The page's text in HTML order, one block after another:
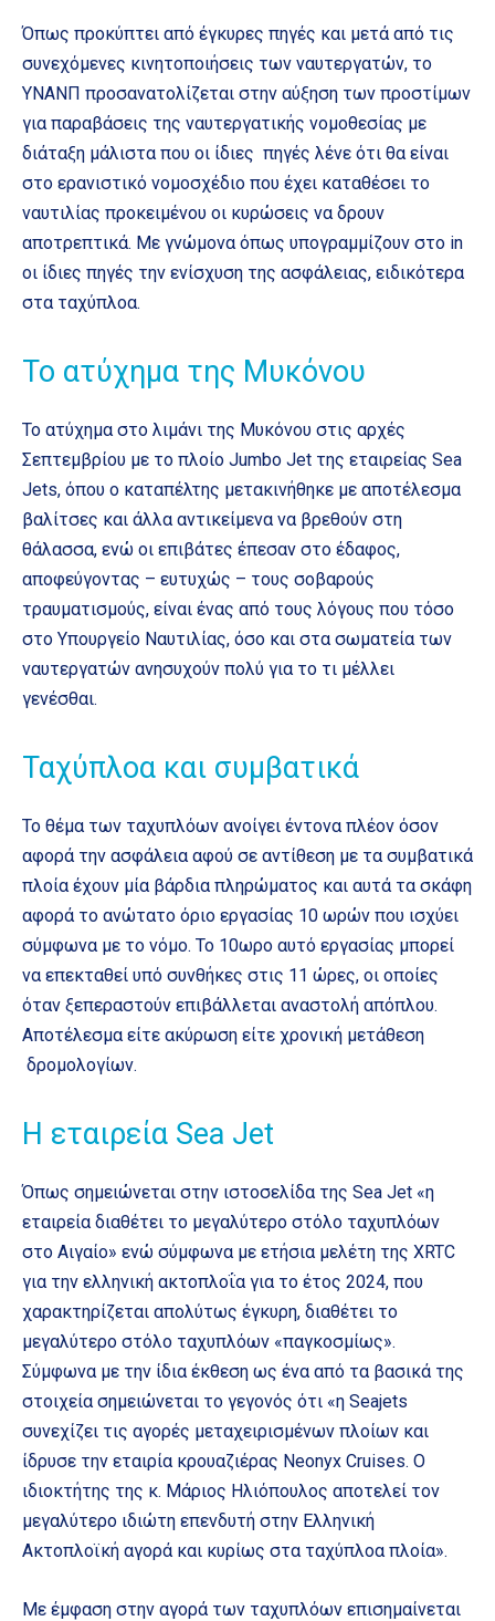
Όπως προκύπτει από έγκυρες πηγές και μετά από τις
συνεχόμενες κινητοποιήσεις των ναυτεργατών, το
ΥΝΑΝΠ προσανατολίζεται στην αύξηση των προστίμων
για παραβάσεις της ναυτεργατικής νομοθεσίας με
διάταξη μάλιστα που οι ίδιες πηγές λένε ότι θα είναι
στο ερανιστικό νομοσχέδιο που έχει καταθέσει το
ναυτιλίας προκειμένου οι κυρώσεις να δρουν
αποτρεπτικά. Με γνώμονα όπως υπογραμμίζουν στο in
οι ίδιες πηγές την ενίσχυση της ασφάλειας, ειδικότερα
στα ταχύπλοα.
Το ατύχημα της Μυκόνου
Το ατύχημα στο λιμάνι της Μυκόνου στις αρχές
Σεπτεμβρίου με το πλοίο Jumbo Jet της εταιρείας Sea
Jets, όπου ο καταπέλτης μετακινήθηκε με αποτέλεσμα
βαλίτσες και άλλα αντικείμενα να βρεθούν στη
θάλασσα, ενώ οι επιβάτες έπεσαν στο έδαφος,
αποφεύγοντας – ευτυχώς – τους σοβαρούς
τραυματισμούς, είναι ένας από τους λόγους που τόσο
στο Υπουργείο Ναυτιλίας, όσο και στα σωματεία των
ναυτεργατών ανησυχούν πολύ για το τι μέλλει
γενέσθαι.
Ταχύπλοα και συμβατικά
Το θέμα των ταχυπλόων ανοίγει έντονα πλέον όσον
αφορά την ασφάλεια αφού σε αντίθεση με τα συμβατικά
πλοία έχουν μία βάρδια πληρώματος και αυτά τα σκάφη
αφορά το ανώτατο όριο εργασίας 10 ωρών που ισχύει
σύμφωνα με το νόμο. Το 10ωρο αυτό εργασίας μπορεί
να επεκταθεί υπό συνθήκες στις 11 ώρες, οι οποίες
όταν ξεπεραστούν επιβάλλεται αναστολή απόπλου.
Αποτέλεσμα είτε ακύρωση είτε χρονική μετάθεση
δρομολογίων.
Η εταιρεία Sea Jet
Όπως σημειώνεται στην ιστοσελίδα της Sea Jet «η
εταιρεία διαθέτει το μεγαλύτερο στόλο ταχυπλόων
στο Αιγαίο» ενώ σύμφωνα με ετήσια μελέτη της XRTC
για την ελληνική ακτοπλοΐα για το έτος 2024, που
χαρακτηρίζεται απολύτως έγκυρη, διαθέτει το
μεγαλύτερο στόλο ταχυπλόων «παγκοσμίως».
Σύμφωνα με την ίδια έκθεση ως ένα από τα βασικά της
στοιχεία σημειώνεται το γεγονός ότι «η Seajets
συνεχίζει τις αγορές μεταχειρισμένων πλοίων και
ίδρυσε την εταιρία κρουαζιέρας Neonyx Cruises. Ο
ιδιοκτήτης της κ. Μάριος Ηλιόπουλος αποτελεί τον
μεγαλύτερο ιδιώτη επενδυτή στην Ελληνική
Ακτοπλοϊκή αγορά και κυρίως στα ταχύπλοα πλοία».
Με έμφαση στην αγορά των ταχυπλόων επισημαίνεται